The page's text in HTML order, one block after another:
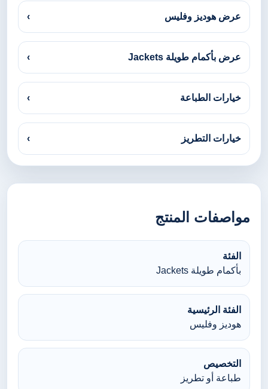
عرض هوديز وفليس ›
عرض بأكمام طويلة Jackets ›
خيارات الطباعة ›
خيارات التطريز ›
مواصفات المنتج
الفئة
بأكمام طويلة Jackets
الفئة الرئيسية
هوديز وفليس
التخصيص
طباعة أو تطريز